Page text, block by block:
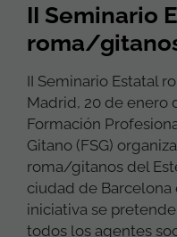
II Seminario
roma/
II Seminario Estatal
Madrid, 20 de enero
Formación
Gitano (FSG)
roma/gitanos del
ciudad de Barcelona
iniciativa se
todos los agentes